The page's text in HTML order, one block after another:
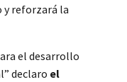
reforzará la
el desarrollo
declaro el